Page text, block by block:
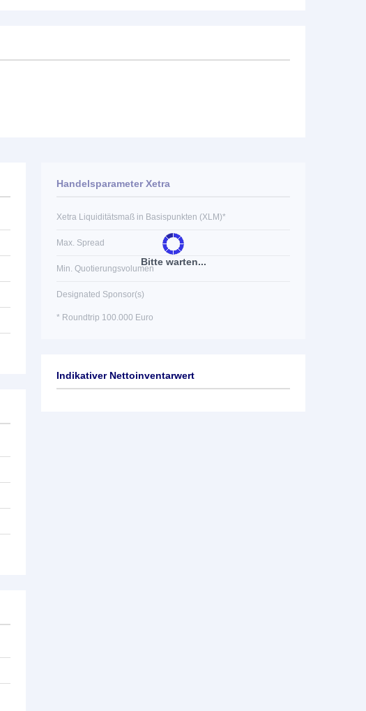
Bitte warten...
Handelsparameter Xetra
Xetra Liquiditätsmaß in Basispunkten (XLM)*
Max. Spread
Min. Quotierungsvolumen
Designated Sponsor(s)
* Roundtrip 100.000 Euro
Indikativer Nettoinventarwert